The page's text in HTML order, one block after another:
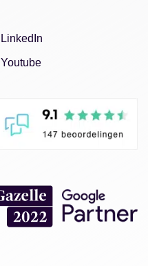
LinkedIn
Youtube